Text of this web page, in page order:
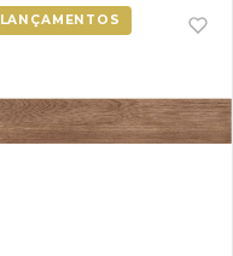
LANÇAMENTOS